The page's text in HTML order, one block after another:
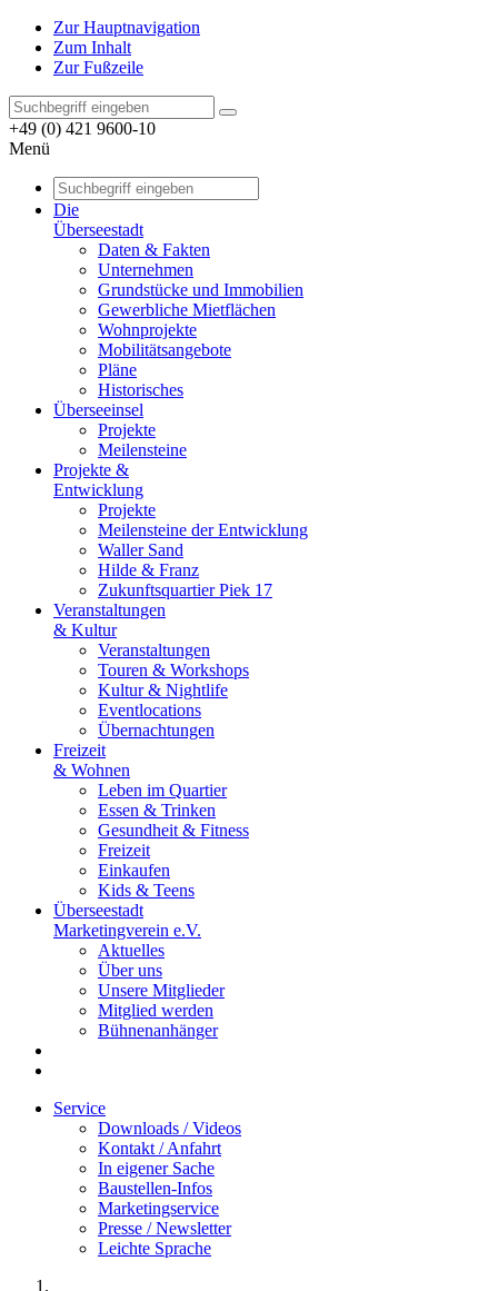
Zur Hauptnavigation
Zum Inhalt
Zur Fußzeile
+49 (0) 421 9600-10
Menü
Die
Überseestadt
Daten & Fakten
Unternehmen
Grundstücke und Immobilien
Gewerbliche Mietflächen
Wohnprojekte
Mobilitätsangebote
Pläne
Historisches
Überseeinsel
Projekte
Meilensteine
Projekte &
Entwicklung
Projekte
Meilensteine der Entwicklung
Waller Sand
Hilde & Franz
Zukunftsquartier Piek 17
Veranstaltungen
& Kultur
Veranstaltungen
Touren & Workshops
Kultur & Nightlife
Eventlocations
Übernachtungen
Freizeit
& Wohnen
Leben im Quartier
Essen & Trinken
Gesundheit & Fitness
Freizeit
Einkaufen
Kids & Teens
Überseestadt
Marketingverein e.V.
Aktuelles
Über uns
Unsere Mitglieder
Mitglied werden
Bühnenanhänger
Service
Downloads / Videos
Kontakt / Anfahrt
In eigener Sache
Baustellen-Infos
Marketingservice
Presse / Newsletter
Leichte Sprache